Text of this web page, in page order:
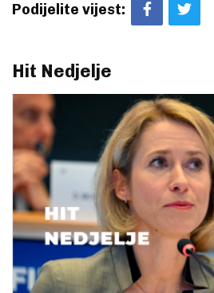
Podijelite vijest:
Hit Nedjelje